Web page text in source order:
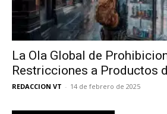
La Ola Global de
Restricciones a Productos
REDACCION VT - 14 de febrero de 2025